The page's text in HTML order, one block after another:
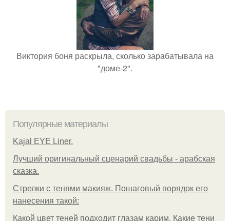
Виктория боня раскрыла, сколько зарабатывала на
"доме-2".
Популярные материалы
Kajal EYE Liner.
Лучший оригинальный сценарий свадьбы - арабская
сказка.
Стрелки с тенями макияж. Пошаговый порядок его
нанесения такой:
Какой цвет теней подходит глазам карим. Какие тени